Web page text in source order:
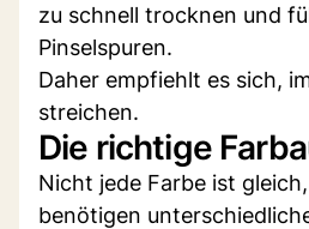
zu schnell trocknen und
Pinselspuren.
Daher empfiehlt es sich,
streichen.
Die richtige
Nicht jede Farbe ist
benötigen